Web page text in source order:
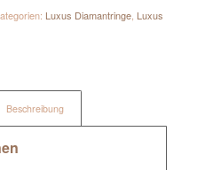
Luxus Diamantringe, Luxus
Beschreibung